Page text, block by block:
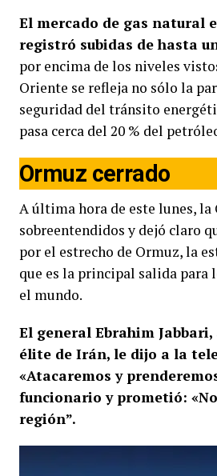
El mercado de gas natural
registró subidas de hasta
por encima de los niveles
Oriente se refleja no sólo la
seguridad del tránsito
pasa cerca del 20 % del
Ormuz cerrado
A última hora de este lunes,
sobreentendidos y dejó claro
por el estrecho de Ormuz, la
que es la principal salida para
el mundo.
El general Ebrahim
élite de Irán, le dijo a la
«Atacaremos y
funcionario y prometió:
región”.